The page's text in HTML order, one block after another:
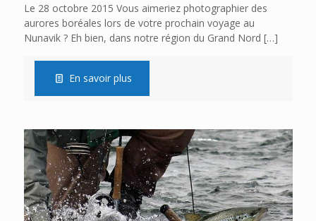
Le 28 octobre 2015 Vous aimeriez photographier des
aurores boréales lors de votre prochain voyage au
Nunavik ? Eh bien, dans notre région du Grand Nord […]
En savoir plus